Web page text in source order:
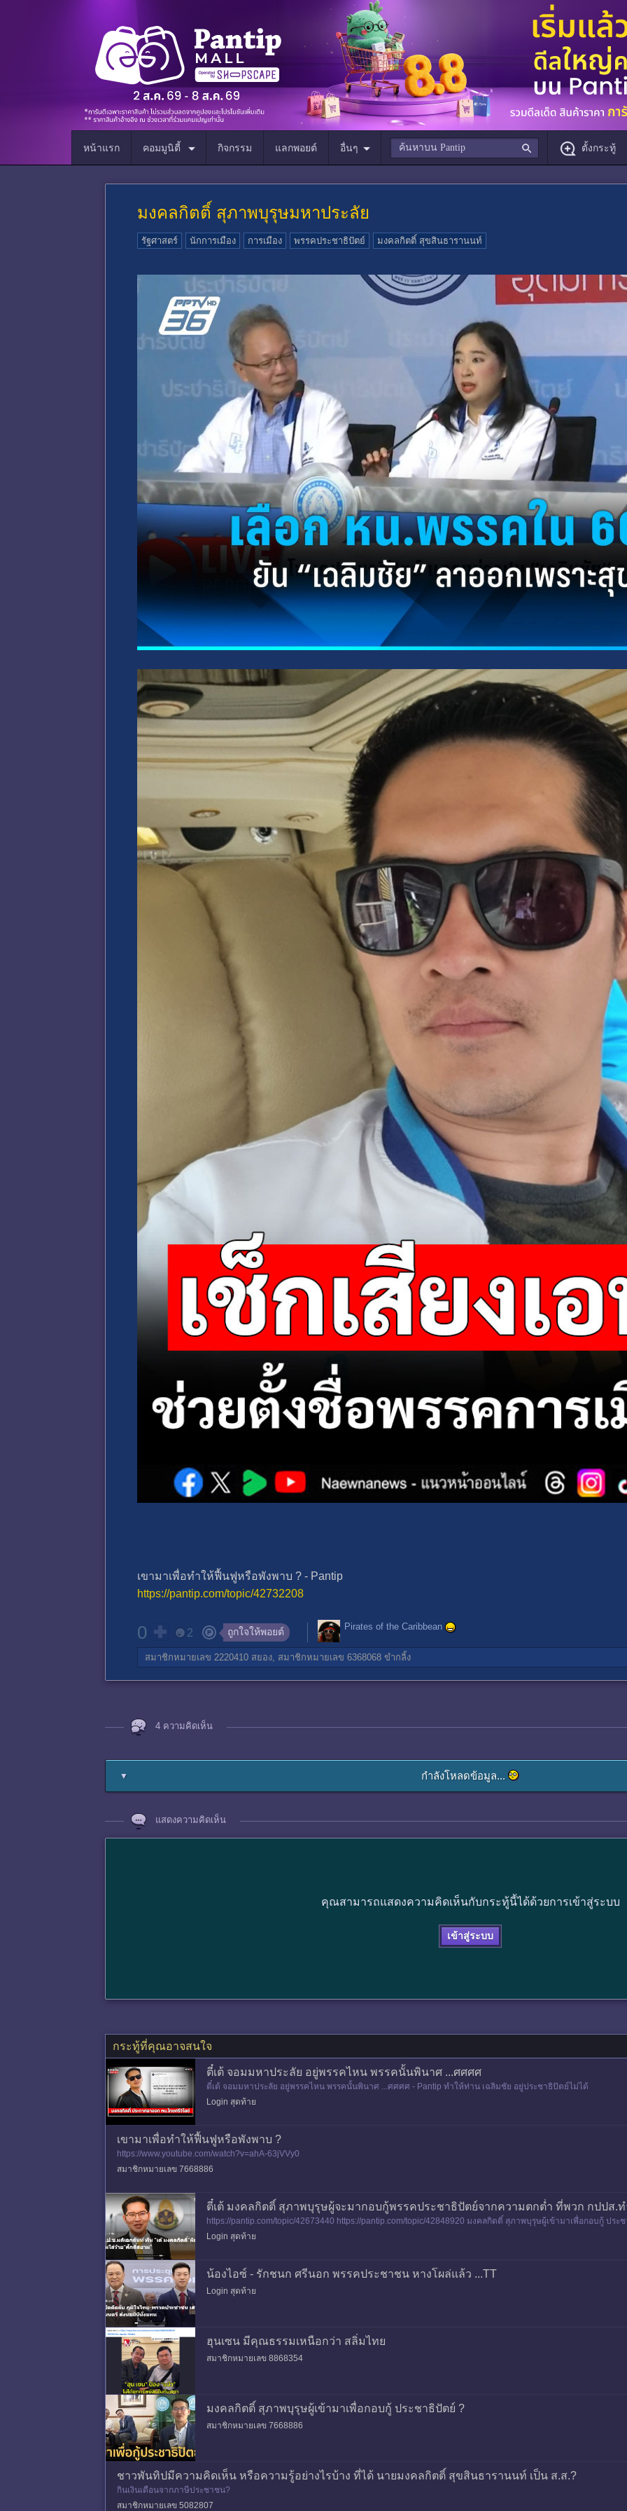
หน้าแรก คอมมูนิตี้ กิจกรรม แลกพอยต์ อื่นๆ ตั้งกระทู้
มงคลกิตติ์ สุภาพบุรุษมหาประลัย
รัฐศาสตร์ นักการเมือง การเมือง พรรคประชาธิปัตย์ มงคลกิตติ์ สุขสินธารานนท์
เขามาเพื่อทำให้ฟื้นฟูหรือพังพาบ ? - Pantip
https://pantip.com/topic/42732208
0 2 ถูกใจให้พอยต์ Pirates of the Caribbean
สมาชิกหมายเลข 2220410 สยอง, สมาชิกหมายเลข 6368068 ขำกลิ้ง
4 ความคิดเห็น
▼ กำลังโหลดข้อมูล...
แสดงความคิดเห็น
คุณสามารถแสดงความคิดเห็นกับกระทู้นี้ได้ด้วยการเข้าสู่ระบบ
เข้าสู่ระบบ
กระทู้ที่คุณอาจสนใจ
ตี๋เต้ จอมมหาประลัย อยู่พรรคไหน พรรคนั้นพินาศ ...ศศศศ
ตี๋เต้ จอมมหาประลัย อยู่พรรคไหน พรรคนั้นพินาศ ...ศศศศ - Pantip ทำให้ท่าน เฉลิมชัย อยู่ประชาธิปัตย์ไม่ได้
Login สุดท้าย
เขามาเพื่อทำให้ฟื้นฟูหรือพังพาบ ?
https://www.youtube.com/watch?v=ahA-63jVVy0
สมาชิกหมายเลข 7668886
ตี๋เต้ มงคลกิตติ์ สุภาพบุรุษผู้จะมากอบกู้พรรคประชาธิปัตย์จากความตกต่ำ ที่พวก กปปส.ท
https://pantip.com/topic/42673440 https://pantip.com/topic/42848920 มงคลกิตติ์ สุภาพบุรุษผู้เข้ามาเพื่อกอบกู้ ประ
Login สุดท้าย
น้องไอซ์ - รักชนก ศรีนอก พรรคประชาชน หางโผล่แล้ว ...TT
Login สุดท้าย
ฮุนเซน มีคุณธรรมเหนือกว่า สลิ่มไทย
สมาชิกหมายเลข 8868354
มงคลกิตติ์ สุภาพบุรุษผู้เข้ามาเพื่อกอบกู้ ประชาธิปัตย์ ?
สมาชิกหมายเลข 7668886
ชาวพันทิปมีความคิดเห็น หรือความรู้อย่างไรบ้าง ที่ได้ นายมงคลกิตติ์ สุขสินธารานนท์ เป็น ส.ส.?
กินเงินเดือนจากภาษีประชาชน?
สมาชิกหมายเลข 5082807